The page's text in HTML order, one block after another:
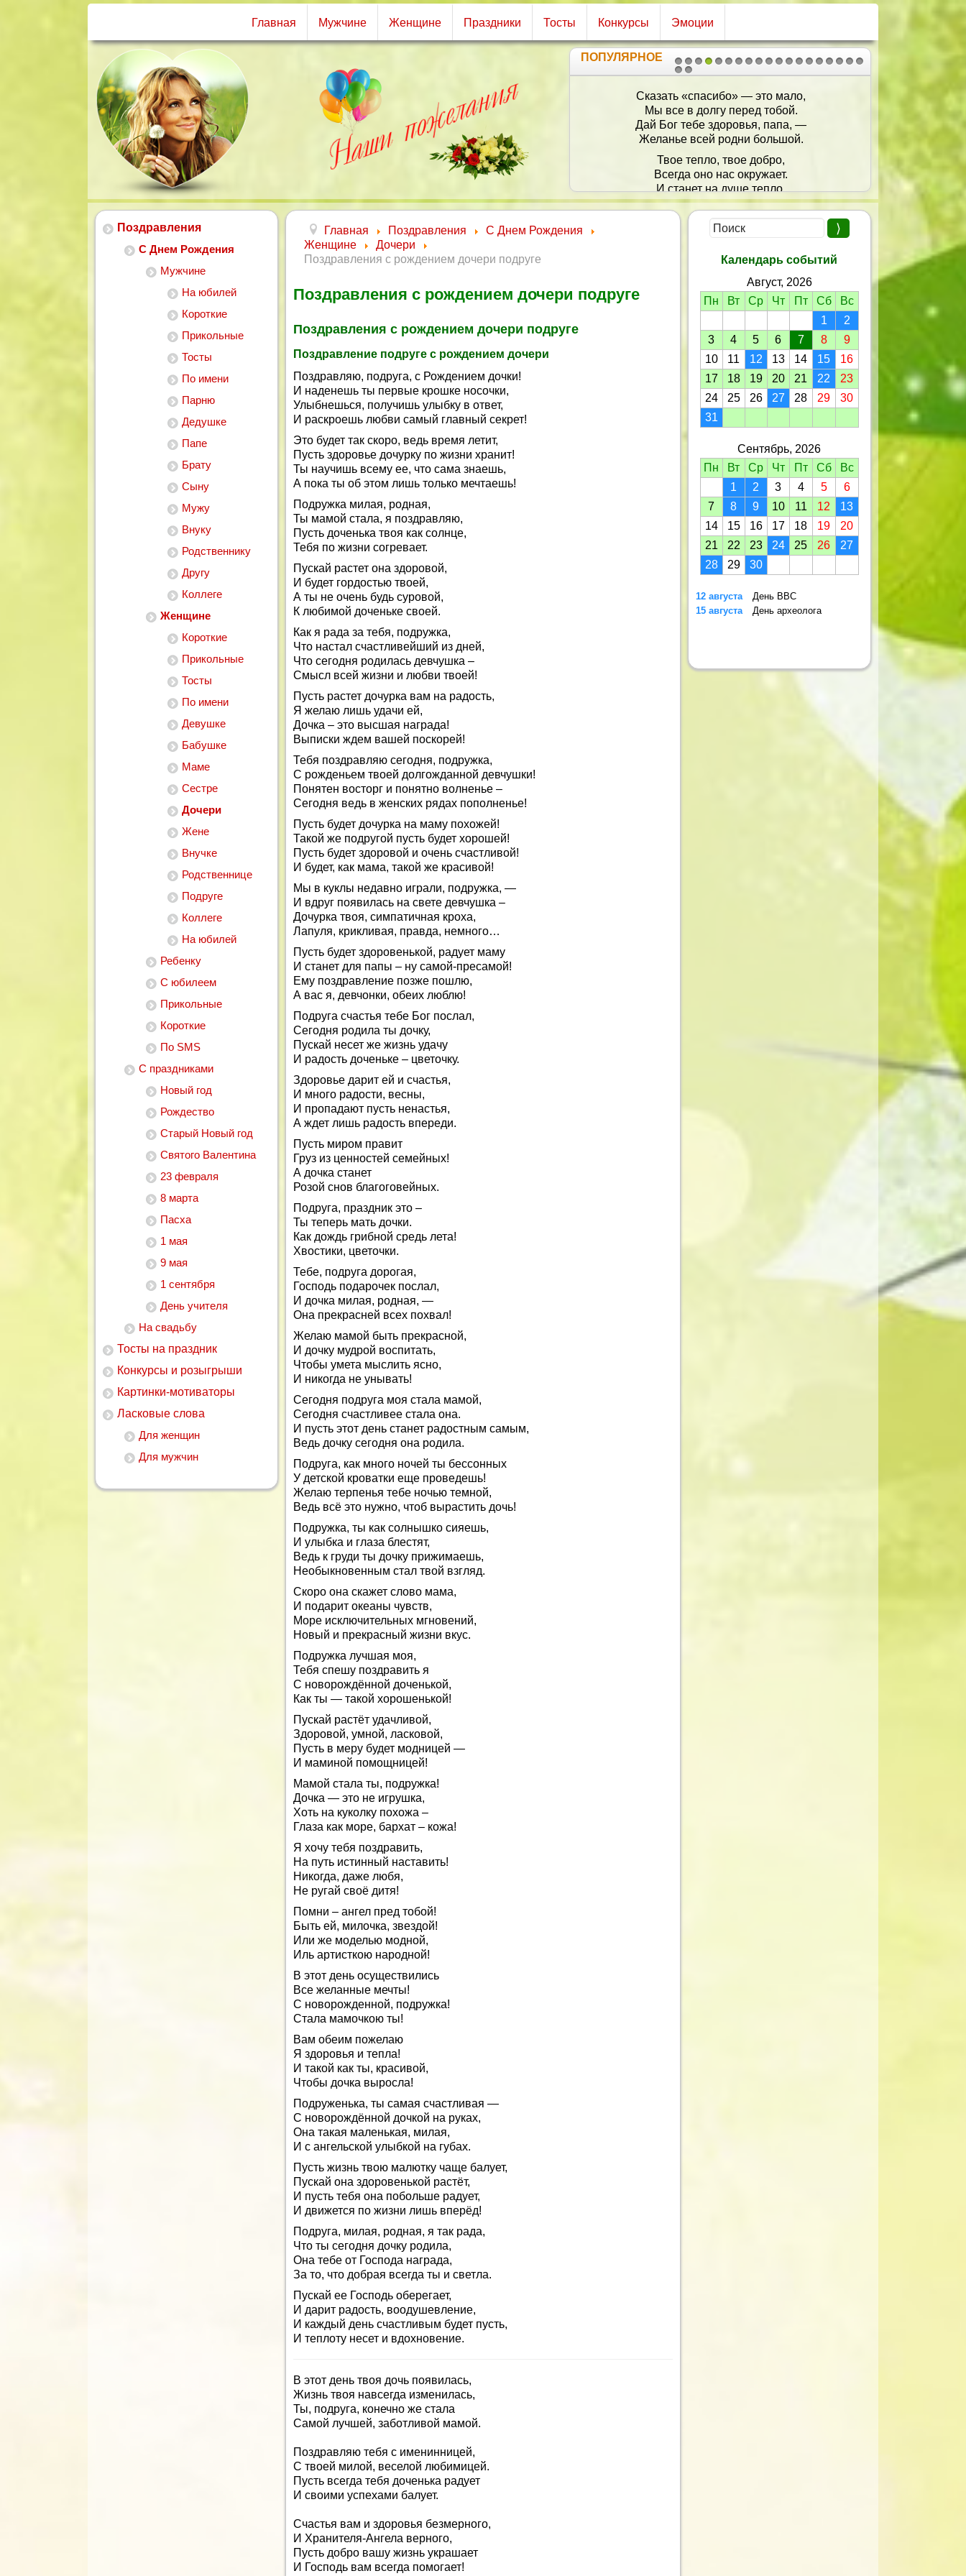
Главная Мужчине Женщине Праздники Тосты Конкурсы Эмоции
1 2
2021
ПОПУЛЯРНОЕ
Сказать «спасибо» — это мало,
Мы все в долгу перед тобой.
Дай Бог тебе здоровья, папа, —
Желанье всей родни большой.
Твое тепло, твое добро,
Всегда оно нас окружает.
И станет на душе тепло,
Когда твой праздник наступает.
Поздравления
С Днем Рождения
Мужчине
На юбилей
Короткие
Прикольные
Тосты
По имени
Парню
Дедушке
Папе
Брату
Сыну
Мужу
Внуку
Родственнику
Другу
Коллеге
Женщине
Короткие
Прикольные
Тосты
По имени
Девушке
Бабушке
Маме
Сестре
Дочери
Жене
Внучке
Родственнице
Подруге
Коллеге
На юбилей
Ребенку
С юбилеем
Прикольные
Короткие
По SMS
С праздниками
Новый год
Рождество
Старый Новый год
Святого Валентина
23 февраля
8 марта
Пасха
1 мая
9 мая
1 сентября
День учителя
На свадьбу
Тосты на праздник
Конкурсы и розыгрыши
Картинки-мотиваторы
Ласковые слова
Для женщин
Для мужчин
Главная Поздравления
С Днем Рождения
Женщине
Дочери
Поздравления с рождением дочери подруге
Поздравления с рождением дочери подруге
Поздравления с рождением дочери подруге
Поздравление подруге с рождением дочери
Поздравляю, подруга, с Рождением дочки!
И наденешь ты первые крошке носочки,
Улыбнешься, получишь улыбку в ответ,
И раскроешь любви самый главный секрет!
Это будет так скоро, ведь время летит,
Пусть здоровье дочурку по жизни хранит!
Ты научишь всему ее, что сама знаешь,
А пока ты об этом лишь только мечтаешь!
Подружка милая, родная,
Ты мамой стала, я поздравляю,
Пусть доченька твоя как солнце,
Тебя по жизни согревает.
Пускай растет она здоровой,
И будет гордостью твоей,
А ты не очень будь суровой,
К любимой доченьке своей.
Как я рада за тебя, подружка,
Что настал счастливейший из дней,
Что сегодня родилась девчушка –
Смысл всей жизни и любви твоей!
Пусть растет дочурка вам на радость,
Я желаю лишь удачи ей,
Дочка – это высшая награда!
Выписки ждем вашей поскорей!
Тебя поздравляю сегодня, подружка,
С рожденьем твоей долгожданной девчушки!
Понятен восторг и понятно волненье –
Сегодня ведь в женских рядах пополненье!
Пусть будет дочурка на маму похожей!
Такой же подругой пусть будет хорошей!
Пусть будет здоровой и очень счастливой!
И будет, как мама, такой же красивой!
Мы в куклы недавно играли, подружка, —
И вдруг появилась на свете девчушка –
Дочурка твоя, симпатичная кроха,
Лапуля, крикливая, правда, немного…
Пусть будет здоровенькой, радует маму
И станет для папы – ну самой-пресамой!
Ему поздравление позже пошлю,
А вас я, девчонки, обеих люблю!
Подруга счастья тебе Бог послал,
Сегодня родила ты дочку,
Пускай несет же жизнь удачу
И радость доченьке – цветочку.
Здоровье дарит ей и счастья,
И много радости, весны,
И пропадают пусть ненастья,
А ждет лишь радость впереди.
Пусть миром правит
Груз из ценностей семейных!
А дочка станет
Розой снов благоговейных.
Подруга, праздник это –
Ты теперь мать дочки.
Как дождь грибной средь лета!
Хвостики, цветочки.
Тебе, подруга дорогая,
Господь подарочек послал,
И дочка милая, родная, —
Она прекрасней всех похвал!
Желаю мамой быть прекрасной,
И дочку мудрой воспитать,
Чтобы умета мыслить ясно,
И никогда не унывать!
Сегодня подруга моя стала мамой,
Сегодня счастливее стала она.
И пусть этот день станет радостным самым,
Ведь дочку сегодня она родила.
Подруга, как много ночей ты бессонных
У детской кроватки еще проведешь!
Желаю терпенья тебе ночью темной,
Ведь всё это нужно, чтоб вырастить дочь!
Подружка, ты как солнышко сияешь,
И улыбка и глаза блестят,
Ведь к груди ты дочку прижимаешь,
Необыкновенным стал твой взгляд.
Скоро она скажет слово мама,
И подарит океаны чувств,
Море исключительных мгновений,
Новый и прекрасный жизни вкус.
Подружка лучшая моя,
Тебя спешу поздравить я
С новорождённой доченькой,
Как ты — такой хорошенькой!
Пускай растёт удачливой,
Здоровой, умной, ласковой,
Пусть в меру будет модницей —
И маминой помощницей!
Мамой стала ты, подружка!
Дочка — это не игрушка,
Хоть на куколку похожа –
Глаза как море, бархат – кожа!
Я хочу тебя поздравить,
На путь истинный наставить!
Никогда, даже любя,
Не ругай своё дитя!
Помни – ангел пред тобой!
Быть ей, милочка, звездой!
Или же моделью модной,
Иль артисткою народной!
В этот день осуществились
Все желанные мечты!
С новорожденной, подружка!
Стала мамочкою ты!
Вам обеим пожелаю
Я здоровья и тепла!
И такой как ты, красивой,
Чтобы дочка выросла!
Подруженька, ты самая счастливая —
С новорождённой дочкой на руках,
Она такая маленькая, милая,
И с ангельской улыбкой на губах.
Пусть жизнь твою малютку чаще балует,
Пускай она здоровенькой растёт,
И пусть тебя она побольше радует,
И движется по жизни лишь вперёд!
Подруга, милая, родная, я так рада,
Что ты сегодня дочку родила,
Она тебе от Господа награда,
За то, что добрая всегда ты и светла.
Пускай ее Господь оберегает,
И дарит радость, воодушевление,
И каждый день счастливым будет пусть,
И теплоту несет и вдохновение.
В этот день твоя дочь появилась,
Жизнь твоя навсегда изменилась,
Ты, подруга, конечно же стала
Самой лучшей, заботливой мамой.
Поздравляю тебя с именинницей,
С твоей милой, веселой любимицей.
Пусть всегда тебя доченька радует
И своими успехами балует.
Счастья вам и здоровья безмерного,
И Хранителя-Ангела верного,
Пусть добро вашу жизнь украшает
И Господь вам всегда помогает!
Календарь событий
Август, 2026
Пн
Вт Ср Чт Пт Сб
Вс
1
2
3
4 5 6 7 8
9
10
11 12 13 14 15
16
17
18 19 20 21 22
23
24
25 26 27 28 29
30
31
Сентябрь, 2026
Пн
Вт Ср Чт Пт Сб
Вс
1
2 3 4 5
6
7
8 9 10 11 12
13
14
15 16 17 18 19
20
21
22 23 24 25 26
27
28
29 30
12 августа
День ВВС
15 августа
День археолога